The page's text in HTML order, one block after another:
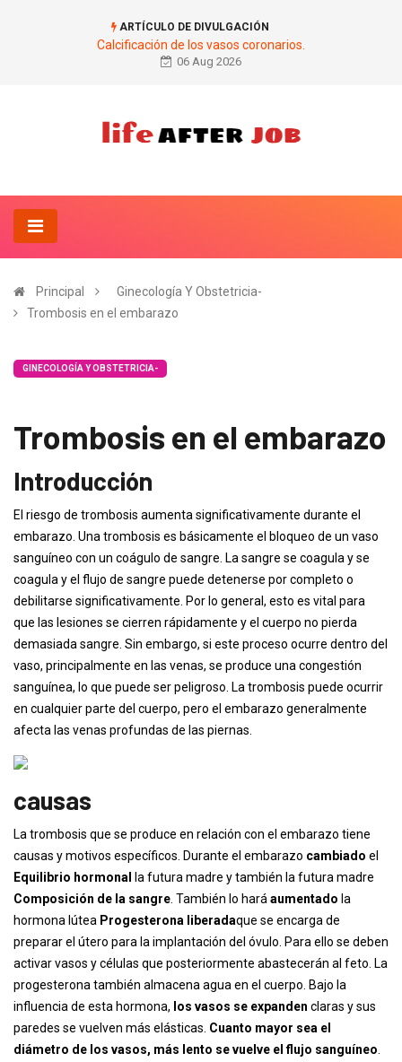
ARTÍCULO DE DIVULGACIÓN
Calcificación de los vasos coronarios.
06 Aug 2026
Principal
Ginecología Y Obstetricia-
Trombosis en el embarazo
GINECOLOGÍA Y OBSTETRICIA-
Trombosis en el embarazo
Introducción
El riesgo de trombosis aumenta significativamente durante el
embarazo. Una trombosis es básicamente el bloqueo de un vaso
sanguíneo con un coágulo de sangre. La sangre se coagula y se
coagula y el flujo de sangre puede detenerse por completo o
debilitarse significativamente. Por lo general, esto es vital para
que las lesiones se cierren rápidamente y el cuerpo no pierda
demasiada sangre. Sin embargo, si este proceso ocurre dentro del
vaso, principalmente en las venas, se produce una congestión
sanguínea, lo que puede ser peligroso. La trombosis puede ocurrir
en cualquier parte del cuerpo, pero el embarazo generalmente
afecta las venas profundas de las piernas.
causas
La trombosis que se produce en relación con el embarazo tiene
causas y motivos específicos. Durante el embarazo cambiado el
Equilibrio hormonal
la futura madre y también la futura madre
Composición de la sangre . También lo hará aumentado la
hormona lútea Progesterona liberadaque se encarga de
preparar el útero para la implantación del óvulo. Para ello se deben
activar vasos y células que posteriormente abastecerán al feto. La
progesterona también almacena agua en el cuerpo. Bajo la
influencia de esta hormona, los vasos se expanden claras y sus
paredes se vuelven más elásticas. Cuanto mayor sea el
diámetro de los vasos, más lento se vuelve el flujo sanguíneo